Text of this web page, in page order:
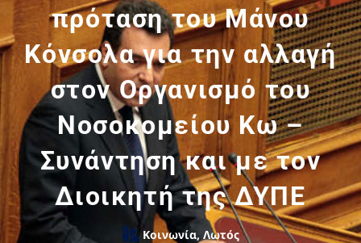
πρόταση του Μάνου
Κόνσολα για την αλλαγή
στον Οργανισμό του
Νοσοκομείου Κω –
Συνάντηση και με τον
Διοικητή της ΔΥΠΕ
Κοινωνία, Λωτός